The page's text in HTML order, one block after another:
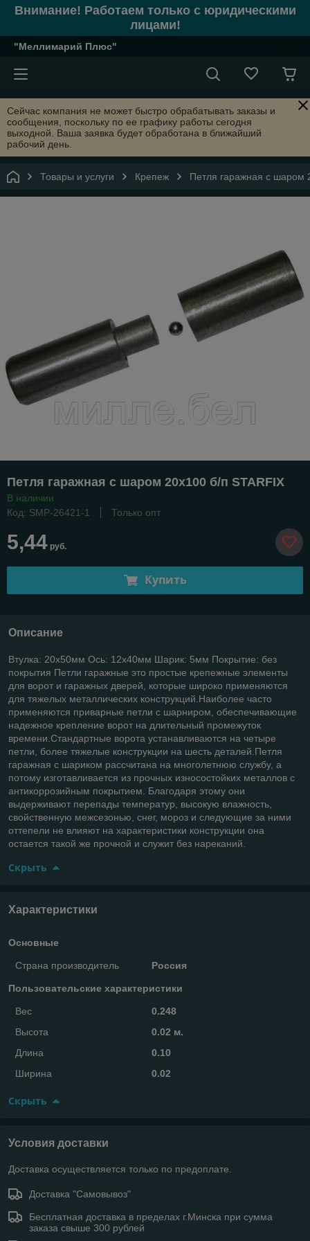
Внимание! Работаем только с юридическими
лицами!
"Меллимарий Плюс"
Сейчас компания не может быстро обрабатывать заказы и
сообщения, поскольку по ее графику работы сегодня
выходной. Ваша заявка будет обработана в ближайший
рабочий день.
Товары и услуги Крепеж Петля гаражная с шаром
Петля гаражная с шаром 20х100 б/п STARFIX
В наличии
Код: SMP-26421-1
Только опт
5,44 руб.
Купить
Описание
Втулка: 20х50мм Ось: 12х40мм Шарик: 5мм Покрытие: без
покрытия Петли гаражные это простые крепежные элементы
для ворот и гаражных дверей, которые широко применяются
для тяжелых металлических конструкций.Наиболее часто
применяются приварные петли с шарниром, обеспечивающие
надежное крепление ворот на длительный промежуток
времени.Стандартные ворота устанавливаются на четыре
петли, более тяжелые конструкции на шесть деталей.Петля
гаражная с шариком рассчитана на многолетнюю службу, а
потому изготавливается из прочных износостойких металлов с
антикоррозийным покрытием. Благодаря этому они
выдерживают перепады температур, высокую влажность,
свойственную межсезонью, снег, мороз и следующие за ними
оттепели не влияют на характеристики конструкции она
остается такой же прочной и служит без нареканий.
Скрыть
Характеристики
Основные
Страна производитель Россия
Пользовательские характеристики
Вес
0.248
Высота
0.02 м.
Длина
0.10
Ширина
0.02
Скрыть
Условия доставки
Доставка осуществляется только по предоплате.
Доставка "Самовывоз"
Бесплатная доставка в пределах г.Минска при сумма
заказа свыше 300 рублей